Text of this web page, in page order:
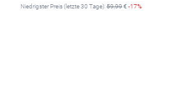
Niedrigster Preis (letzte 30 Tage):59,99€ -17%